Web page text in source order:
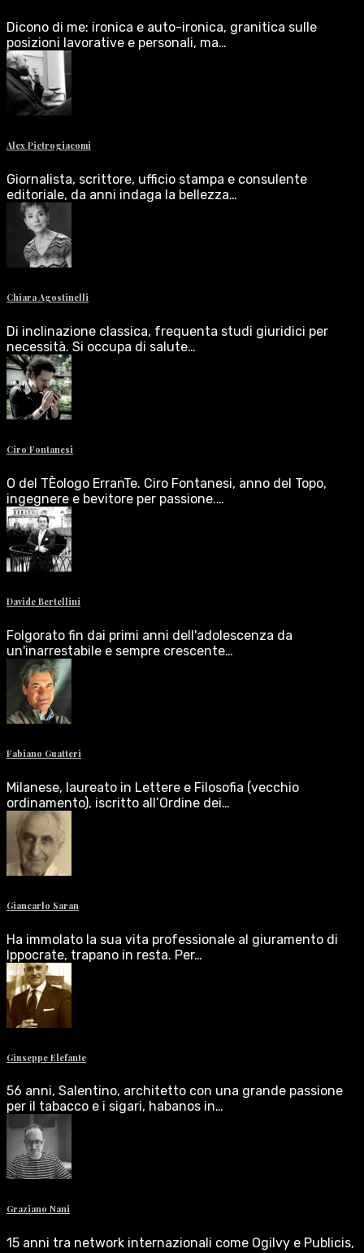
Dicono di me: ironica e auto-ironica, granitica sulle
posizioni lavorative e personali, ma…
Alex Pietrogiacomi
Giornalista, scrittore, ufficio stampa e consulente
editoriale, da anni indaga la bellezza…
Chiara Agostinelli
Di inclinazione classica, frequenta studi giuridici per
necessità. Si occupa di salute…
Ciro Fontanesi
O del TÈologo ErranTe. Ciro Fontanesi, anno del Topo,
ingegnere e bevitore per passione.…
Davide Bertellini
Folgorato fin dai primi anni dell'adolescenza da
un'inarrestabile e sempre crescente…
Fabiano Guatteri
Milanese, laureato in Lettere e Filosofia (vecchio
ordinamento), iscritto all’Ordine dei…
Giancarlo Saran
Ha immolato la sua vita professionale al giuramento di
Ippocrate, trapano in resta. Per…
Giuseppe Elefante
56 anni, Salentino, architetto con una grande passione
per il tabacco e i sigari, habanos in…
Graziano Nani
15 anni tra network internazionali come Ogilvy e Publicis,